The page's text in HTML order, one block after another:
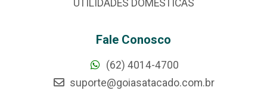
UTILIDADES DOMÉSTICAS
Fale Conosco
(62) 4014-4700
suporte@goiasatacado.com.br